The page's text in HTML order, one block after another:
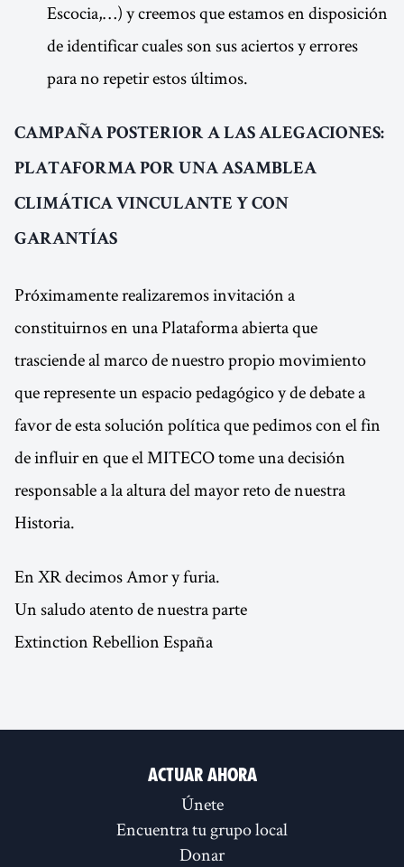
Escocia,…) y creemos que estamos en disposición
de identificar cuales son sus aciertos y errores
para no repetir estos últimos.
CAMPAÑA POSTERIOR A LAS ALEGACIONES:
PLATAFORMA POR UNA ASAMBLEA
CLIMÁTICA VINCULANTE Y CON
GARANTÍAS
Próximamente realizaremos invitación a
constituirnos en una Plataforma abierta que
trasciende al marco de nuestro propio movimiento
que represente un espacio pedagógico y de debate a
favor de esta solución política que pedimos con el fin
de influir en que el MITECO tome una decisión
responsable a la altura del mayor reto de nuestra
Historia.
En XR decimos Amor y furia.
Un saludo atento de nuestra parte
Extinction Rebellion España
Actuar ahora
Únete
Encuentra tu grupo local
Donar